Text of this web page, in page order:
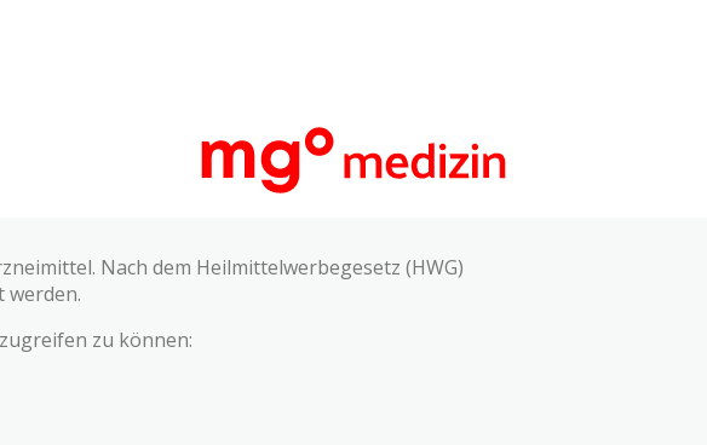
Nach dem Heilmittelwerbegesetz (HWG)
werden.
zu können: